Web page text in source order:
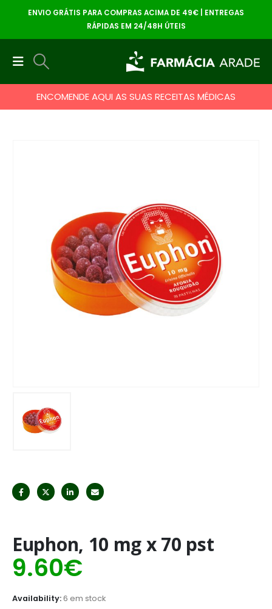
ENVIO GRÁTIS PARA COMPRAS ACIMA DE 49€ | ENTREGAS
RÁPIDAS EM 24/48H ÚTEIS
ENCOMENDE AQUI AS SUAS RECEITAS MÉDICAS
Euphon, 10 mg x 70 pst
9.60€
Availability:6 em stock